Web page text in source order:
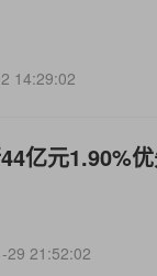
14:29:02
亿元1.90%
29 21:52:02